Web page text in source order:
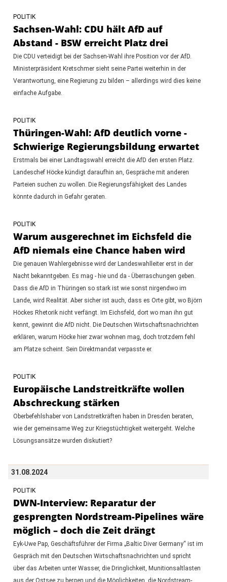
POLITIK
Sachsen-Wahl: CDU hält AfD auf
Abstand - BSW erreicht Platz drei
Die CDU verteidigt bei der Sachsen-Wahl ihre Position vor der AfD.
Ministerpräsident Kretschmer sieht seine Partei weiterhin in der
Verantwortung, eine Regierung zu bilden – allerdings wird dies keine
einfache Aufgabe.
POLITIK
Thüringen-Wahl: AfD deutlich vorne -
Schwierige Regierungsbildung erwartet
Erstmals bei einer Landtagswahl erreicht die AfD den ersten Platz.
Landeschef Höcke kündigt daraufhin an, Gespräche mit anderen
Parteien suchen zu wollen. Die Regierungsfähigkeit des Landes
könnte dadurch in Gefahr geraten.
POLITIK
Warum ausgerechnet im Eichsfeld die
AfD niemals eine Chance haben wird
Die genauen Wahlergebnisse wird der Landeswahlleiter erst in der
Nacht bekanntgeben. Es mag - hie und da - Überraschungen geben.
Dass die AfD in Thüringen so stark ist wie sonst nirgendwo im
Lande, wird Realität. Aber sicher ist auch, dass es Orte gibt, wo Björn
Höckes Rhetorik nicht verfängt. Im Eichsfeld, dort wo man ihn gut
kennt, gewinnt die AfD nicht. Die Deutschen Wirtschaftsnachrichten
erklären, warum Höcke hier zwar wohnen mag, doch trotzdem fehl
am Platze scheint. Sein Direktmandat verpasste er.
POLITIK
Europäische Landstreitkräfte wollen
Abschreckung stärken
Oberbefehlshaber von Landstreitkräften haben in Dresden beraten,
wie der gemeinsame Weg zur Kriegstüchtigkeit weitergeht. Welche
Lösungsansätze wurden diskutiert?
31.08.2024
POLITIK
DWN-Interview: Reparatur der
gesprengten Nordstream-Pipelines wäre
möglich – doch die Zeit drängt
Eyk-Uwe Pap, Geschäftsführer der Firma „Baltic Diver Germany“ ist im
Gespräch mit den Deutschen Wirtschaftsnachrichten und spricht
über das Arbeiten unter Wasser, die Dringlichkeit, Munitionsaltlasten
aus der Ostsee zu bergen und die Möglichkeiten, die Nordstream-